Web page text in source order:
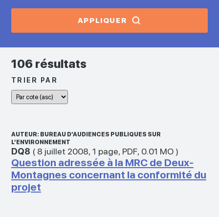
APPLIQUER
106 résultats
TRIER PAR
AUTEUR: BUREAU D’AUDIENCES PUBLIQUES SUR
L’ENVIRONNEMENT
DQ8 ( 8 juillet 2008, 1 page, PDF, 0.01 MO)
Question adressée à la MRC de Deux-
Montagnes concernant la conformité du
projet